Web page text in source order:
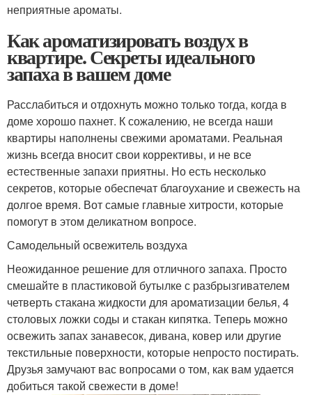
неприятные ароматы.
Как ароматизировать воздух в
квартире. Секреты идеального
запаха в вашем доме
Расслабиться и отдохнуть можно только тогда, когда в
доме хорошо пахнет. К сожалению, не всегда наши
квартиры наполнены свежими ароматами. Реальная
жизнь всегда вносит свои коррективы, и не все
естественные запахи приятны. Но есть несколько
секретов, которые обеспечат благоухание и свежесть на
долгое время. Вот самые главные хитрости, которые
помогут в этом деликатном вопросе.
Самодельный освежитель воздуха
Неожиданное решение для отличного запаха. Просто
смешайте в пластиковой бутылке с разбрызгивателем
четверть стакана жидкости для ароматизации белья, 4
столовых ложки соды и стакан кипятка. Теперь можно
освежить запах занавесок, дивана, ковер или другие
текстильные поверхности, которые непросто постирать.
Друзья замучают вас вопросами о том, как вам удается
добиться такой свежести в доме!